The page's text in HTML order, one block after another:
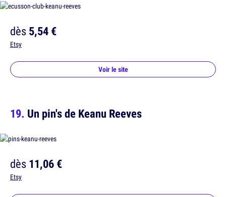
dès5,54 €
Etsy
Voir le site
Un pin's de Keanu Reeves
dès11,06 €
Etsy